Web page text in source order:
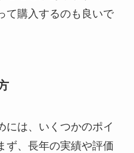
て購入するのも良いで
には、いくつかのポイ
ず、長年の実績や評価